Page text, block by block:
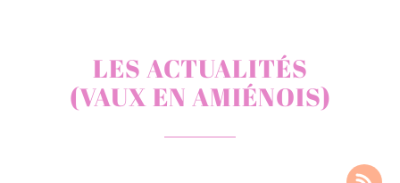
LES ACTUALITÉS
(VAUX EN AMIÉNOIS)